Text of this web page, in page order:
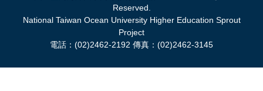
Reserved.
National Taiwan Ocean University Higher Education Sprout
Project
電話：(02)2462-2192 傳真：(02)2462-3145